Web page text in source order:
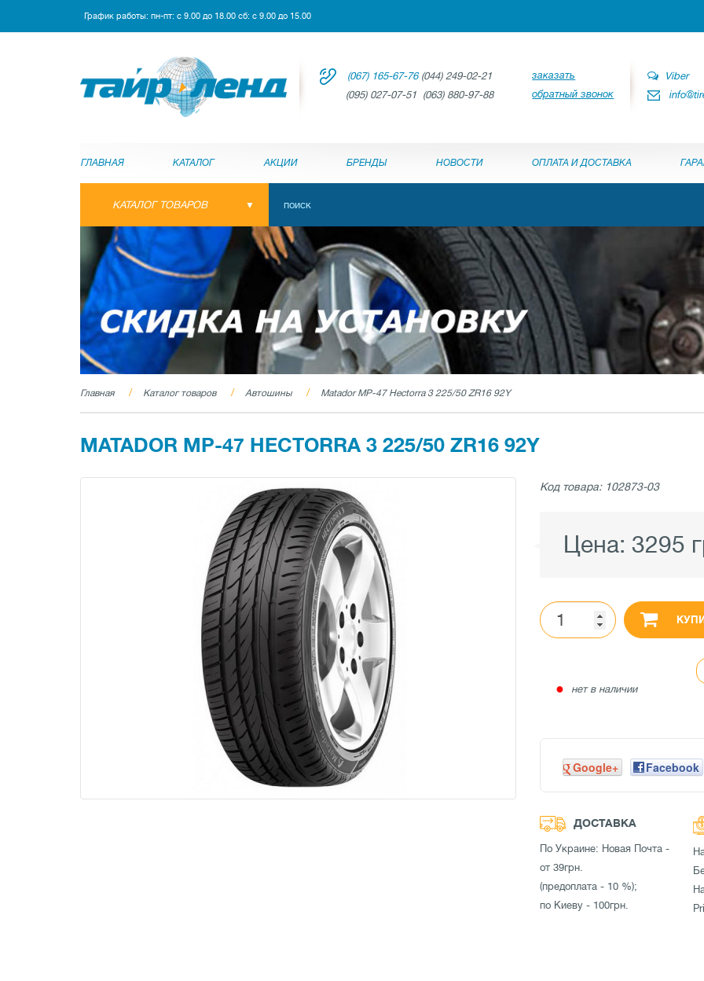
График работы: пн-пт: с 9.00 до 18.00 сб: с 9.00 до 15.00
(067) 165-67-76(044) 249-02-21
(095) 027-07-51 (063) 880-97-88
заказать
обратный звонок
Viber
ГЛАВНАЯ КАТАЛОГ АКЦИИ БРЕНДЫ НОВОСТИ ОПЛАТА И ДОСТАВКА
КАТАЛОГ ТОВАРОВ
Главная Каталог товаров Автошины Matador MP-47 Hectorra 3 225/50 ZR16 92Y
MATADOR MP-47 HECTORRA 3 225/50 ZR16 92Y
Код товара: 102873-03
Цена: 3295
● нет в наличии
Google+ Facebook
ДОСТАВКА
По Украине: Новая Почта -
от 39грн.
(предоплата - 10 %);
по Киеву - 100грн.